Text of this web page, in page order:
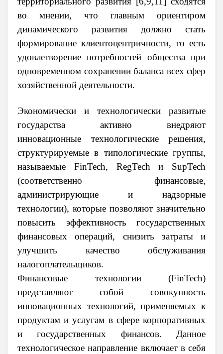
во мнении, что главным ориентиром
динамического развития должно стать
формирование клиентоцентричности, то есть
удовлетворениепотребностей общества при
одновременном сохранении баланса всех сфер
хозяйственной деятельности.
Экономически и технологически развитые
государства активно внедряют
инновационные технологические решения,
структурируемые в типологические группы,
называемые FinTech, RegTech и SupTech
(соответственно финансовые,
администрирующие и надзорные
технологии), которые позволяют значительно
повысить эффективность государственных
финансовых операций, снизить затраты и
улучшить качество обслуживания
налогоплательщиков.
Финансовые технологии (FinTech)
представляют собой совокупность
инновационных технологий, применяемых к
продуктам и услугам в сфере корпоративных
и государственных финансов. Данное
технологическое направление включает в себя